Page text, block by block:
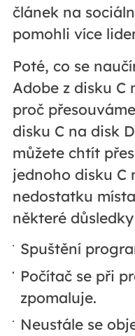
článek na
pomohli více
Poté, co se
Adobe z disku C
proč
disku C na disk
můžete chtít
jednoho disku C
nedostatku
některé
Spuštění
Počítač se při
zpomaluje.
Neustále se